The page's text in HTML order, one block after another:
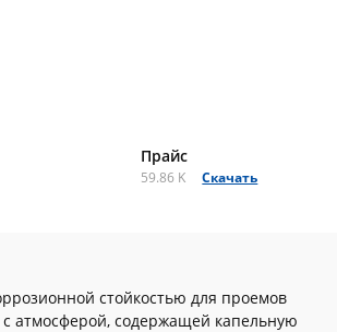
Прайс
59.86 K Скачать
стойкостью для проемов
атмосферой, содержащей капельную